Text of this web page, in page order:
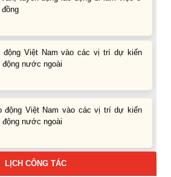
động Việt Nam vào các vị trí dự kiến
động Việt Nam vào các vị trí dự kiến
tạo năm học 2026-2027
LỊCH CÔNG TÁC